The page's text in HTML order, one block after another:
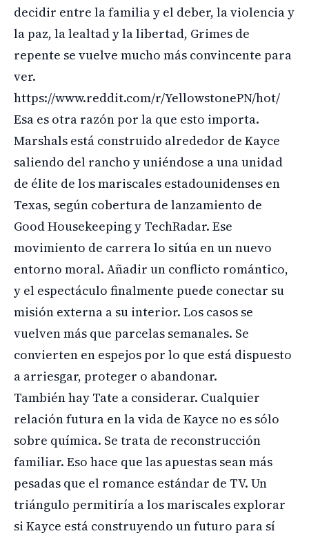
decidir entre la familia y el deber, la violencia y
la paz, la lealtad y la libertad, Grimes de
repente se vuelve mucho más convincente para
ver.
https://www.reddit.com/r/YellowstonePN/hot/
Esa es otra razón por la que esto importa.
Marshals está construido alrededor de Kayce
saliendo del rancho y uniéndose a una unidad
de élite de los mariscales estadounidenses en
Texas, según cobertura de lanzamiento de
Good Housekeeping y TechRadar. Ese
movimiento de carrera lo sitúa en un nuevo
entorno moral. Añadir un conflicto romántico,
y el espectáculo finalmente puede conectar su
misión externa a su interior. Los casos se
vuelven más que parcelas semanales. Se
convierten en espejos por lo que está dispuesto
a arriesgar, proteger o abandonar.
También hay Tate a considerar. Cualquier
relación futura en la vida de Kayce no es sólo
sobre química. Se trata de reconstrucción
familiar. Eso hace que las apuestas sean más
pesadas que el romance estándar de TV. Un
triángulo permitiría a los mariscales explorar
si Kayce está construyendo un futuro para sí